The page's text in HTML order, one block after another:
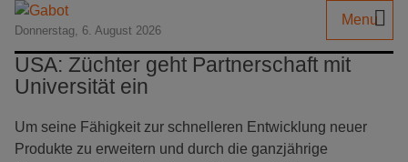
Donnerstag, 6. August 2026
Menu
USA: Züchter geht Partnerschaft mit
Universität ein
Um seine Fähigkeit zur schnelleren Entwicklung neuer
Produkte zu erweitern und durch die ganzjährige